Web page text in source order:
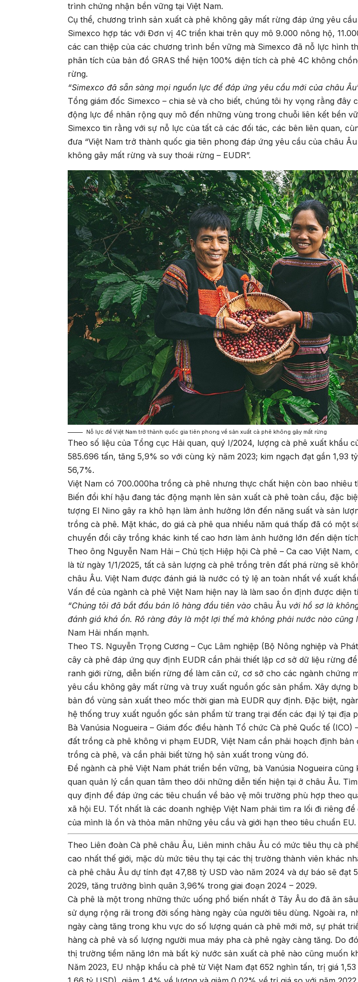
trình chứng nhận bền vững tại Việt Nam.
Cụ thể, chương trình sản xuất cà phê không gây mất rừng đáp ứng yêu
Simexco hợp tác với Đơn vị 4C triển khai trên quy mô 9.000 nông hộ,
các can thiệp của các chương trình bền vững mà Simexco đã nỗ lực hình
phân tích của bản đồ GRAS thể hiện 100% diện tích cà phê 4C không
rừng.
“Simexco đã sẵn sàng mọi nguồn lực để đáp ứng yêu cầu mới của châu
Tổng giám đốc Simexco – chia sẻ và cho biết, chúng tôi hy vọng rằng đây
động lực để nhân rộng quy mô đến những vùng trong chuỗi liên kết bền
Simexco tin rằng với sự nỗ lực của tất cả các đối tác, các bên liên quan,
đưa “Việt Nam trở thành quốc gia tiên phong đáp ứng yêu cầu của châu
không gây mất rừng và suy thoái rừng – EUDR”.
Nỗ lực để Việt Nam trở thành quốc gia tiên phong về sản xuất cà phê không gây mất rừng
Theo số liệu của Tổng cục Hải quan, quý I/2024, lượng cà phê xuất khẩu
585.696 tấn, tăng 5,9% so với cùng kỳ năm 2023; kim ngạch đạt gần 1,93
56,7%.
Việt Nam có 700.000ha trồng cà phê nhưng thực chất hiện còn bao nhiêu
Biến đổi khí hậu đang tác động mạnh lên sản xuất cà phê toàn cầu, đặc
tượng El Nino gây ra khô hạn làm ảnh hưởng lớn đến năng suất và sản
trồng cà phê. Mặt khác, do giá cà phê qua nhiều năm quá thấp đã có một
chuyển đổi cây trồng khác kinh tế cao hơn làm ảnh hưởng lớn đến diện
Theo ông Nguyễn Nam Hải – Chủ tịch Hiệp hội Cà phê – Ca cao Việt
là từ ngày 1/1/2025, tất cả sản lượng cà phê trồng trên đất phá rừng sẽ
châu Âu. Việt Nam được đánh giá là nước có tỷ lệ an toàn nhất về xuất
Vấn đề của ngành cà phê Việt Nam hiện nay là làm sao ổn định được diện
“Chúng tôi đã bắt đầu bán lô hàng đầu tiên vàochâu Âu với hồ sơ là
đánh giá khá ổn. Rõ ràng đây là một lợi thế mà không phải nước nào cũng
Nam Hải nhấn mạnh.
Theo TS. Nguyễn Trọng Cương – Cục Lâm nghiệp (Bộ Nông nghiệp và
cây cà phê đáp ứng quy định EUDR cần phải thiết lập cơ sở dữ liệu rừng
ranh giới rừng, diễn biến rừng để làm căn cứ, cơ sở cho các ngành chứng
yêu cầu không gây mất rừng và truy xuất nguồn gốc sản phẩm. Xây dựng
bản đồ vùng sản xuất theo mốc thời gian mà EUDR quy định. Đặc biệt,
hệ thống truy xuất nguồn gốc sản phẩm từ trang trại đến các đại lý tại địa
Bà Vanúsia Nogueira – Giám đốc điều hành Tổ chức Cà phê Quốc tế (ICO)
đất trồng cà phê không vi phạm EUDR, Việt Nam cần phải hoạch định
trồng cà phê, và cần phải biết từng hộ sản xuất trong vùng đó.
Để ngành cà phê Việt Nam phát triển bền vững, bà Vanúsia Nogueira cũng
quan quản lý cần quan tâm theo dõi những diễn tiến hiện tại ở châu Âu.
quy định để đáp ứng các tiêu chuẩn về bảo vệ môi trường phù hợp theo
xã hội EU. Tốt nhất là các doanh nghiệp Việt Nam phải tìm ra lối đi riêng
của mình là ổn và thỏa mãn những yêu cầu và giới hạn theo tiêu chuẩn EU.
Theo Liên đoàn Cà phê châu Âu, Liên minh châu Âu có mức tiêu thụ cà
cao nhất thế giới, mặc dù mức tiêu thụ tại các thị trường thành viên khác
cà phê châu Âu dự tính đạt 47,88 tỷ USD vào năm 2024 và dự báo sẽ đạt
2029, tăng trưởng bình quân 3,96% trong giai đoạn 2024 – 2029.
Cà phê là một trong những thức uống phổ biến nhất ở Tây Âu do đã ăn
sử dụng rộng rãi trong đời sống hàng ngày của người tiêu dùng. Ngoài ra,
ngày càng tăng trong khu vực do số lượng quán cà phê mới mở, sự phát
hàng cà phê và số lượng người mua máy pha cà phê ngày càng tăng. Do
thị trường tiềm năng lớn mà bất kỳ nước sản xuất cà phê nào cũng muốn
Năm 2023, EU nhập khẩu cà phê từ Việt Nam đạt 652 nghìn tấn, trị giá